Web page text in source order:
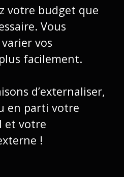
votre budget que
Vous
vos
facilement.
d’externaliser,
en parti votre
et votre
!